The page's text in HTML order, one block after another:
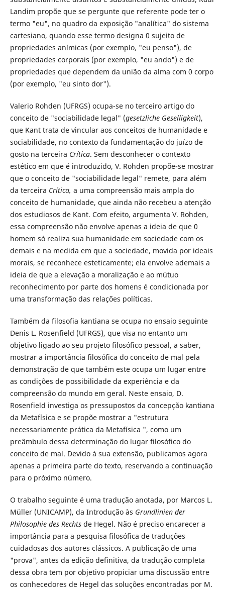
Landim propõe que se pergunte que referente pode ter o
termo "eu", no quadro da exposição "analítica" do sistema
cartesiano, quando esse termo designa 0 sujeito de
propriedades anímicas (por exemplo, "eu penso"), de
propriedades corporais (por exemplo, "eu ando") e de
propriedades que dependem da união da alma com 0 corpo
(por exemplo, "eu sinto dor").
Valerio Rohden (UFRGS) ocupa-se no terceiro artigo do
conceito de "sociabilidade legal" (gesetzliche Geselligkeit),
que Kant trata de vincular aos conceitos de humanidade e
sociabilidade, no contexto da fundamentação do juízo de
gosto na terceira Crítica. Sem desconhecer o contexto
estético em que é introduzido, V. Rohden propõe-se mostrar
que o conceito de "sociabilidade legal" remete, para além
da terceira Crítica, a uma compreensão mais ampla do
conceito de humanidade, que ainda não recebeu a atenção
dos estudiosos de Kant. Com efeito, argumenta V. Rohden,
essa compreensão não envolve apenas a ideia de que 0
homem só realiza sua humanidade em sociedade com os
demais e na medida em que a sociedade, movida por ideais
morais, se reconhece esteticamente; ela envolve ademais a
ideia de que a elevação a moralização e ao mútuo
reconhecimento por parte dos homens é condicionada por
uma transformação das relações políticas.
Também da filosofia kantiana se ocupa no ensaio seguinte
Denis L. Rosenfield (UFRGS), que visa no entanto um
objetivo ligado ao seu projeto filosófico pessoal, a saber,
mostrar a importância filosófica do conceito de mal pela
demonstração de que também este ocupa um lugar entre
as condições de possibilidade da experiência e da
compreensão do mundo em geral. Neste ensaio, D.
Rosenfield investiga os pressupostos da concepção kantiana
da Metafísica e se propõe mostrar a "estrutura
necessariamente prática da Metafísica ", como um
preâmbulo dessa determinação do lugar filosófico do
conceito de mal. Devido à sua extensão, publicamos agora
apenas a primeira parte do texto, reservando a continuação
para o próximo número.
O trabalho seguinte é uma tradução anotada, por Marcos L.
Müller (UNICAMP), da Introdução às Grundlinien der
Philosophie des Rechtsde Hegel. Não é preciso encarecer a
importância para a pesquisa filosófica de traduções
cuidadosas dos autores clássicos. A publicação de uma
"prova", antes da edição definitiva, da tradução completa
dessa obra tem por objetivo propiciar uma discussão entre
os conhecedores de Hegel das soluções encontradas por M.